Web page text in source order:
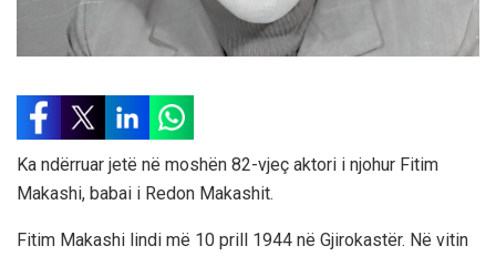
Ka ndërruar jetë në moshën 82-vjeç aktori i njohur Fitim
Makashi, babai i Redon Makashit.
Fitim Makashi lindi më 10 prill 1944 në Gjirokastër. Në vitin